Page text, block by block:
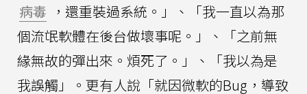
病毒 ，還重裝過系統。」、「我一直以為那
個流氓軟體在後台做壞事呢。」、「之前無
緣無故的彈出來。煩死了。」、「我以為是
我誤觸」。更有人說「就因微軟的Bug，導致